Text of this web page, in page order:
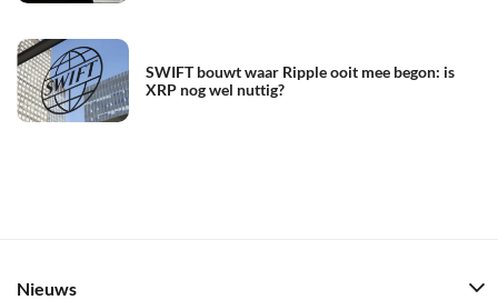
SWIFT bouwt waar Ripple ooit mee begon: is
XRP nog wel nuttig?
Nieuws